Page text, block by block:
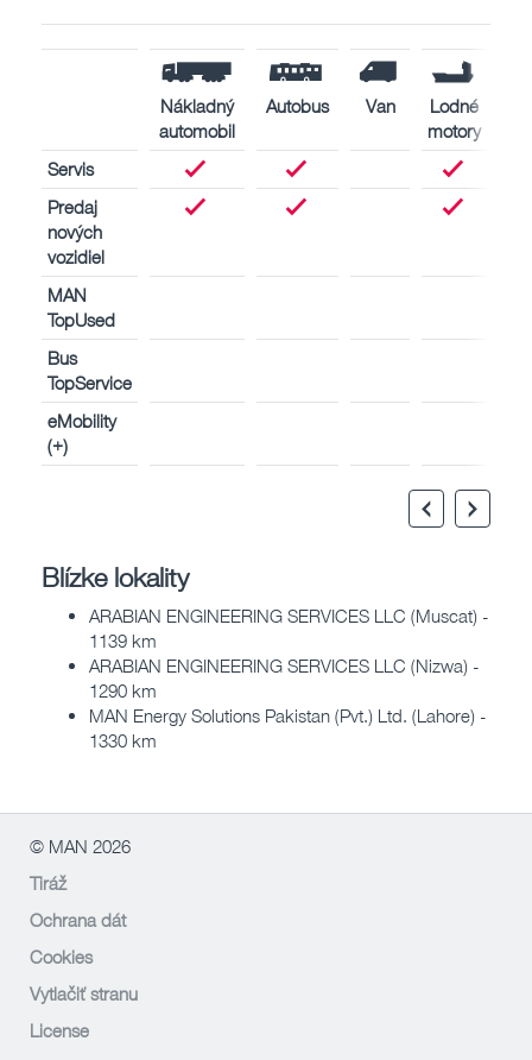
Nákladný
automobil
Autobus Van
Lodné
motory
Servis
Predaj
nových
vozidiel
MAN
TopUsed
Bus
TopService
eMobility
(+)
Blízke lokality
ARABIAN ENGINEERING SERVICES LLC (Muscat) -
1139 km
ARABIAN ENGINEERING SERVICES LLC (Nizwa) -
1290 km
MAN Energy Solutions Pakistan (Pvt.) Ltd. (Lahore) -
1330 km
© MAN 2026
Tiráž
Ochrana dát
Cookies
Vytlačiť stranu
License